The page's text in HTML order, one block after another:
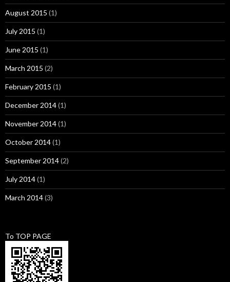
August 2015 (1)
July 2015 (1)
June 2015 (1)
March 2015 (2)
February 2015 (1)
December 2014(1)
November 2014(1)
October 2014(1)
September 2014(2)
July 2014(1)
March 2014(3)
To TOP PAGE